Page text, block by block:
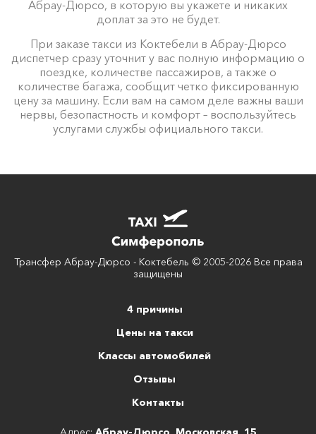
Абрау-Дюрсо, в которую вы укажете и никаких
доплат за это не будет.
При заказе такси из Коктебели в Абрау-Дюрсо
диспетчер сразу уточнит у вас полную информацию о
поездке, количестве пассажиров, а также о
количестве багажа, сообщит четко фиксированную
цену за машину. Если вам на самом деле важны ваши
нервы, безопастность и комфорт – воспользуйтесь
услугами службы официального такси.
Трансфер Абрау-Дюрсо - Коктебель © 2005-2026 Все права
защищены
4 причины
Цены на такси
Классы автомобилей
Отзывы
Контакты